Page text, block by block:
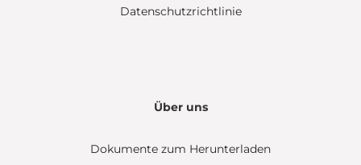
Datenschutzrichtlinie
Über uns
Dokumente zum Herunterladen